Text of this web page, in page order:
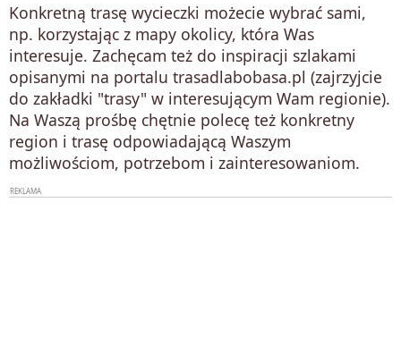
Konkretną trasę wycieczki możecie wybrać sami,
np. korzystając z mapy okolicy, która Was
interesuje. Zachęcam też do inspiracji szlakami
opisanymi na portalu trasadlabobasa.pl (zajrzyjcie
do zakładki "trasy" w interesującym Wam regionie).
Na Waszą prośbę chętnie polecę też konkretny
region i trasę odpowiadającą Waszym
możliwościom, potrzebom i zainteresowaniom.